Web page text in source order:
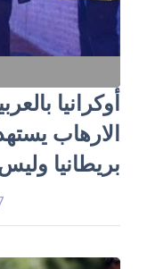
أوكرانيا
الارهاب
بريطانيا